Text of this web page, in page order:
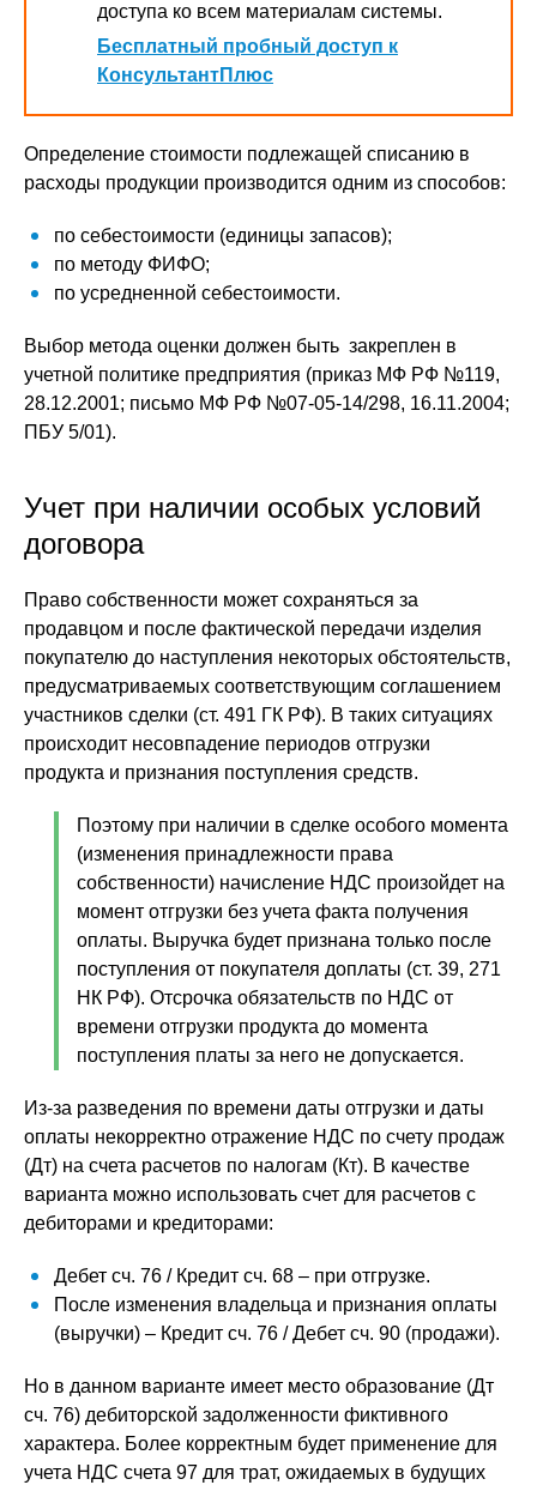
доступа ко всем материалам системы.
Бесплатный пробный доступ к
КонсультантПлюс
Определение стоимости подлежащей списанию в
расходы продукции производится одним из способов:
по себестоимости (единицы запасов);
по методу ФИФО;
по усредненной себестоимости.
Выбор метода оценки должен быть закреплен в
учетной политике предприятия (приказ МФ РФ №119,
28.12.2001; письмо МФ РФ №07-05-14/298, 16.11.2004;
ПБУ 5/01).
Учет при наличии особых условий
договора
Право собственности может сохраняться за
продавцом и после фактической передачи изделия
покупателю до наступления некоторых обстоятельств,
предусматриваемых соответствующим соглашением
участников сделки (ст. 491 ГК РФ). В таких ситуациях
происходит несовпадение периодов отгрузки
продукта и признания поступления средств.
Поэтому при наличии в сделке особого момента
(изменения принадлежности права
собственности) начисление НДС произойдет на
момент отгрузки без учета факта получения
оплаты. Выручка будет признана только после
поступления от покупателя доплаты (ст. 39, 271
НК РФ). Отсрочка обязательств по НДС от
времени отгрузки продукта до момента
поступления платы за него не допускается.
Из-за разведения по времени даты отгрузки и даты
оплаты некорректно отражение НДС по счету продаж
(Дт) на счета расчетов по налогам (Кт). В качестве
варианта можно использовать счет для расчетов с
дебиторами и кредиторами:
Дебет сч. 76 / Кредит сч. 68 – при отгрузке.
После изменения владельца и признания оплаты
(выручки) – Кредит сч. 76 / Дебет сч. 90 (продажи).
Но в данном варианте имеет место образование (Дт
сч. 76) дебиторской задолженности фиктивного
характера. Более корректным будет применение для
учета НДС счета 97 для трат, ожидаемых в будущих